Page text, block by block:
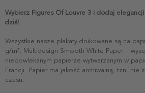
Wybierz Figures Of Louvre 3 i dodaj
dziś!
Wszystkie nasze plakaty drukowane są na
g/m², Multidesign Smooth White Paper –
niepowlekanym papierze wytwarzanym w
Francji. Papier ma jakość archiwalną, tzn. nie
czasu.